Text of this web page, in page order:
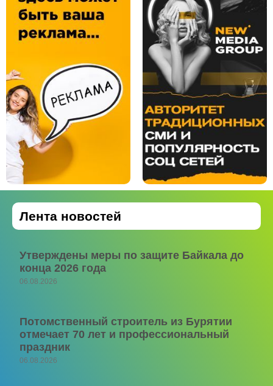
Лента новостей
Утверждены меры по защите Байкала до
конца 2026 года
06.08.2026
Потомственный строитель из Бурятии
отмечает 70 лет и профессиональный
праздник
06.08.2026